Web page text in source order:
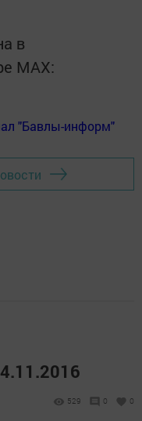
в
MАХ:
"Бавлы-информ"
529 0 0